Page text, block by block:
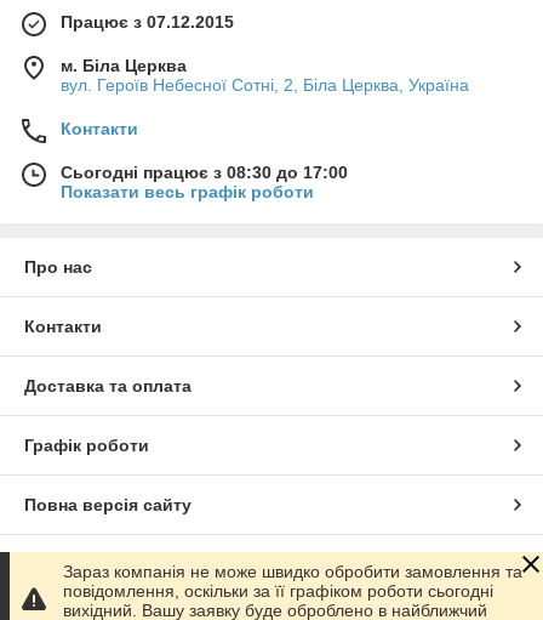
Працює з 07.12.2015
м. Біла Церква
вул. Героїв Небесної Сотні, 2, Біла Церква, Україна
Контакти
Сьогодні працює з 08:30 до 17:00
Показати весь графік роботи
Про нас
Контакти
Доставка та оплата
Графік роботи
Повна версія сайту
Сайт створено на маркетплейсі Prom.ua
Зараз компанія не може швидко обробити замовлення та
повідомлення, оскільки за її графіком роботи сьогодні
вихідний. Вашу заявку буде оброблено в найближчий